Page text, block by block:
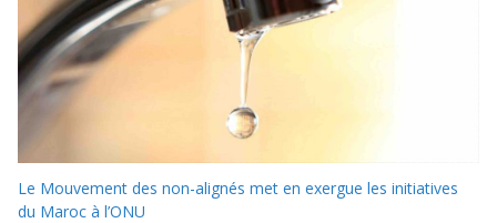
Le Mouvement des non-alignés met en exergue les initiatives
du Maroc à l’ONU